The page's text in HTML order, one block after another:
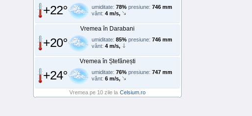
+22° umiditate: 78% presiune: 746 mm
vânt: 4 m/s,
Vremea în Darabani
+20° umiditate: 85% presiune: 746 mm
vânt: 4 m/s,
Vremea în Ștefănești
+24° umiditate: 76% presiune: 747 mm
vânt: 6 m/s,
Vremea pe 10 zile la Celsium.ro